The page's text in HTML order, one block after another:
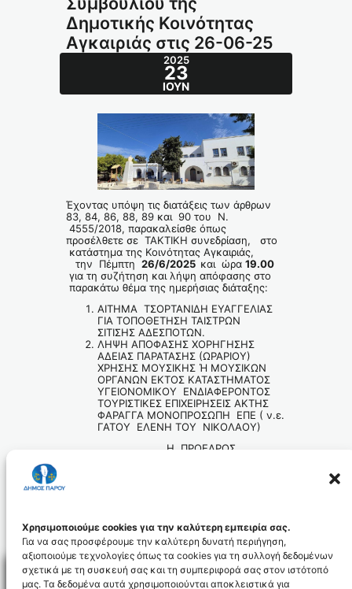
Χρησιμοποιούμε cookies για την καλύτερη εμπειρία σας.
Για να σας προσφέρουμε την καλύτερη δυνατή περιήγηση,
αξιοποιούμε τεχνολογίες όπως τα cookies για τη συλλογή δεδομένων
σχετικά με τη συσκευή σας και τη συμπεριφορά σας στον ιστότοπό
μας. Τα δεδομένα αυτά χρησιμοποιούνται αποκλειστικά για
Δημοτικής Κοινότητας
Αγκαιριάς στις 26-06-25
2025
23
ΙΟΎΝ
Έχοντας υπόψη τις διατάξεις των άρθρων
83, 84, 86, 88, 89 και 90 του Ν.
4555/2018, παρακαλείσθε όπως
προσέλθετε σε ΤΑΚΤΙΚΗ συνεδρίαση, στο
κατάστημα της Κοινότητας Αγκαιριάς,
την Πέμπτη 26/6/2025 και ώρα 19.00
για τη συζήτηση και λήψη απόφασης στο
παρακάτω θέμα της ημερήσιας διάταξης:
ΑΙΤΗΜΑ ΤΣΟΡΤΑΝΙΔΗ ΕΥΑΓΓΕΛΙΑΣ
ΓΙΑ ΤΟΠΟΘΕΤΗΣΗ ΤΑΙΣΤΡΩΝ
ΣΙΤΙΣΗΣ ΑΔΕΣΠΟΤΩΝ.
ΛΗΨΗ ΑΠΟΦΑΣΗΣ ΧΟΡΗΓΗΣΗΣ
ΑΔΕΙΑΣ ΠΑΡΑΤΑΣΗΣ (ΩΡΑΡΙΟΥ)
ΧΡΗΣΗΣ ΜΟΥΣΙΚΗΣ Ή ΜΟΥΣΙΚΩΝ
ΟΡΓΑΝΩΝ ΕΚΤΟΣ ΚΑΤΑΣΤΗΜΑΤΟΣ
ΥΓΕΙΟΝΟΜΙΚΟΥ ΕΝΔΙΑΦΕΡΟΝΤΟΣ
ΤΟΥΡΙΣΤΙΚΕΣ ΕΠΙΧΕΙΡΗΣΕΙΣ ΑΚΤΗΣ
ΦΑΡΑΓΓΑ ΜΟΝΟΠΡΟΣΩΠΗ ΕΠΕ ( ν.ε.
ΓΑΤΟΥ ΕΛΕΝΗ ΤΟΥ ΝΙΚΟΛΑΟΥ)
Η ΠΡΟΕΔΡΟΣ
Λήψη